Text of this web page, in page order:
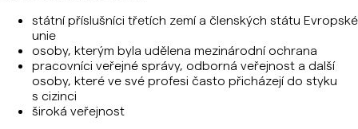
státní příslušníci třetích zemí a členských státu Evropské
unie
osoby, kterým byla udělena mezinárodní ochrana
pracovníci veřejné správy, odborná veřejnost a další
osoby, které ve své profesi často přicházejí do styku
s cizinci
široká veřejnost